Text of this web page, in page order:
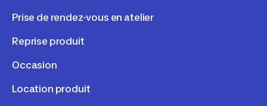
Prise de rendez-vous en atelier
Reprise produit
Occasion
Location produit